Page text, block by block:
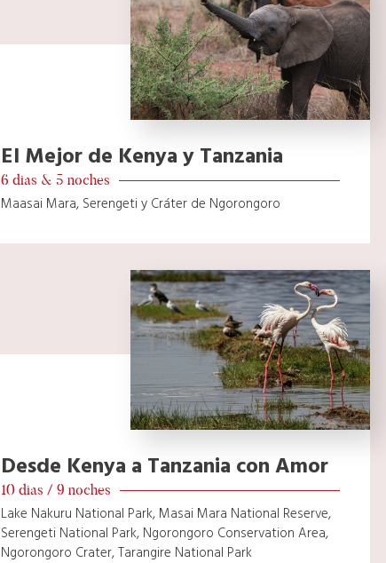
El Mejor de Kenya y Tanzania
6 dias & 5 noches
Maasai Mara, Serengeti y Cráter de Ngorongoro
Desde Kenya a Tanzania con Amor
10 dias / 9 noches
Lake Nakuru National Park, Masai Mara National Reserve,
Serengeti National Park, Ngorongoro Conservation Area,
Ngorongoro Crater, Tarangire National Park